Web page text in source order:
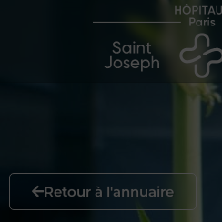
Retour à l'annuaire